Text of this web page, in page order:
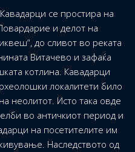
се простира на
и делот на
до сливот во реката
Витачево и зафаќа
котлина. Кавадарци
локалитети било
неолитот. Исто така овде
во античкиот период и
на посетителите им
Наследството од